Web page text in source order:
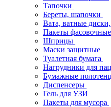
Тапочки
Береты, шапочки
Вата, ватные
Пакеты фасовочные
Шприцы
Маски защитные
Туалетная бумага
Нагрудники для
Бумажные
Диспенсеры
Гель для УЗИ
Пакеты для мусора